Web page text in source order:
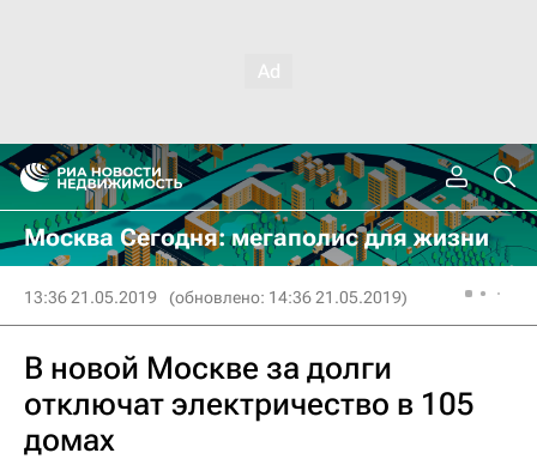
Москва Сегодня: мегаполис для жизни
13:36 21.05.2019 (обновлено: 14:36 21.05.2019)
В новой Москве за долги
отключат электричество в 105
домах